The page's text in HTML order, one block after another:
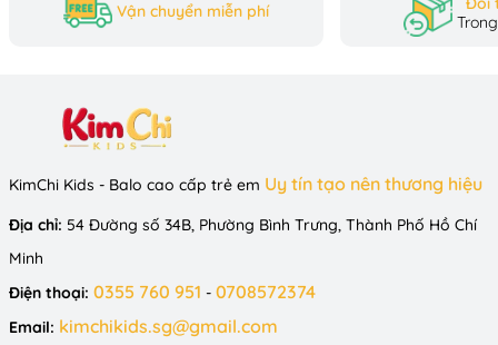
Vận chuyển miễn phí
KimChi Kids - Balo cao cấp trẻ em Uy tín tạo nên thương hiệu
Địa chỉ: 54 Đường số 34B, Phường Bình Trưng, Thành Phố Hồ Chí
Minh
Điện thoại: 0355 760 951 - 0708572374
Email: kimchikids.sg@gmail.com